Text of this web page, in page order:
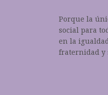
Porque la
social para
en la
fraternidad y